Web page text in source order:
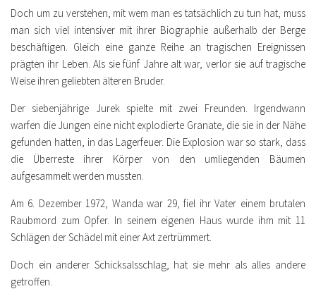
Doch um zu verstehen, mit wem man es tatsächlich zu tun hat, muss
man sich viel intensiver mit ihrer Biographie außerhalb der Berge
beschäftigen. Gleich eine ganze Reihe an tragischen Ereignissen
prägten ihr Leben. Als sie fünf Jahre alt war, verlor sie auf tragische
Weise ihren geliebten älteren Bruder.
Der siebenjährige Jurek spielte mit zwei Freunden. Irgendwann
warfen die Jungen eine nicht explodierte Granate, die sie in der Nähe
gefunden hatten, in das Lagerfeuer. Die Explosion war so stark, dass
die Überreste ihrer Körper von den umliegenden Bäumen
aufgesammelt werden mussten.
Am 6. Dezember 1972, Wanda war 29, fiel ihr Vater einem brutalen
Raubmord zum Opfer. In seinem eigenen Haus wurde ihm mit 11
Schlägen der Schädel mit einer Axt zertrümmert.
Doch ein anderer Schicksalsschlag, hat sie mehr als alles andere
getroffen.